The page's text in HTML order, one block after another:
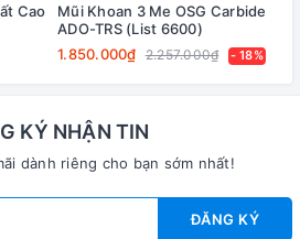
Cao
Mũi Khoan 3 Me OSG Carbide
ADO-TRS (List 6600)
1.850.000₫ 2.257.000₫ - 18%
KÝ NHẬN TIN
dành riêng cho bạn sớm nhất!
ĐĂNG KÝ